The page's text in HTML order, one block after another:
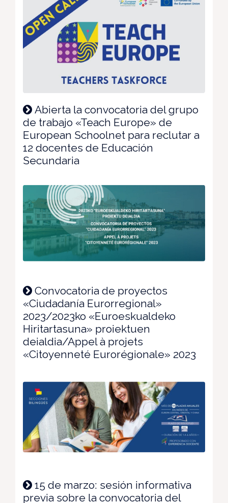
Abierta la convocatoria del grupo
de trabajo «Teach Europe» de
European Schoolnet para reclutar a
12 docentes de Educación
Secundaria
Convocatoria de proyectos
«Ciudadanía Eurorregional»
2023/2023ko «Euroeskualdeko
Hiritartasuna» proiektuen
deialdia/Appel à projets
«Citoyenneté Eurorégionale» 2023
15 de marzo: sesión informativa
previa sobre la convocatoria del